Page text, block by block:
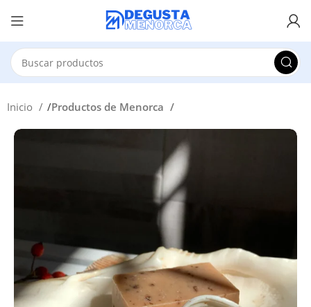
Inicio Productos de Menorca